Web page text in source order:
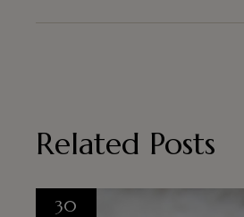
Related Posts
30